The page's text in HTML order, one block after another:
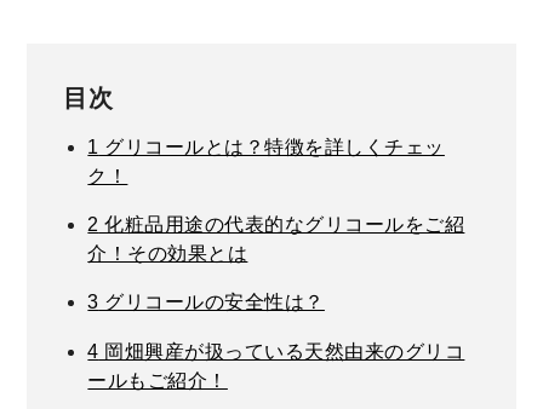
目次
1 グリコールとは？特徴を詳しくチェッ
ク！
2 化粧品用途の代表的なグリコールをご紹
介！その効果とは
3 グリコールの安全性は？
4 岡畑興産が扱っている天然由来のグリコ
ールもご紹介！